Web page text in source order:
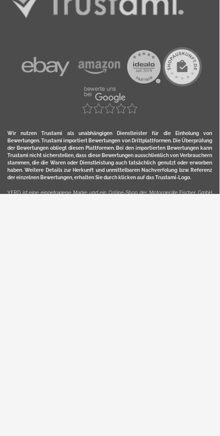
Wir nutzen Trustami als unabhängigen Dienstleister für die Einholung von
Bewertungen. Trustami importiert Bewertungen von Drittplattformen. Die Überprüfung
der Bewertungen obliegt diesen Plattformen. Bei den importierten Bewertungen kann
Trustami nicht sicherstellen, dass diese Bewertungen ausschließlich von Verbrauchern
stammen, die die Waren oder Dienstleistung auch tatsächlich genutzt oder erworben
haben. Weitere Details zur Herkunft und unmittelbaren Nachverfolung bzw. Referenz
der einzelnen Bewertungen, erhalten Sie durch klicken auf das Trustami-Logo.
YERD ist eine eingetragene Marke und ein Online-Shop der Motorgeräte Fischer GmbH